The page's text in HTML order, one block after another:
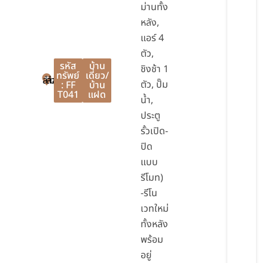
ลำลูกกา
ลำลูกกา
ปทุมธานี
รหัส
ทรัพย์
: FF
T041
บ้าน
เดี่ยว/
บ้าน
แฝด
ม่านทั้ง
หลัง,
แอร์ 4
ตัว,
ชิงช้า 1
ตัว, ปั๊ม
น้ำ,
ประตู
รั้วเปิด-
ปิด
แบบ
รีโมท)
-รีโน
เวทใหม่
ทั้งหลัง
พร้อม
อยู่